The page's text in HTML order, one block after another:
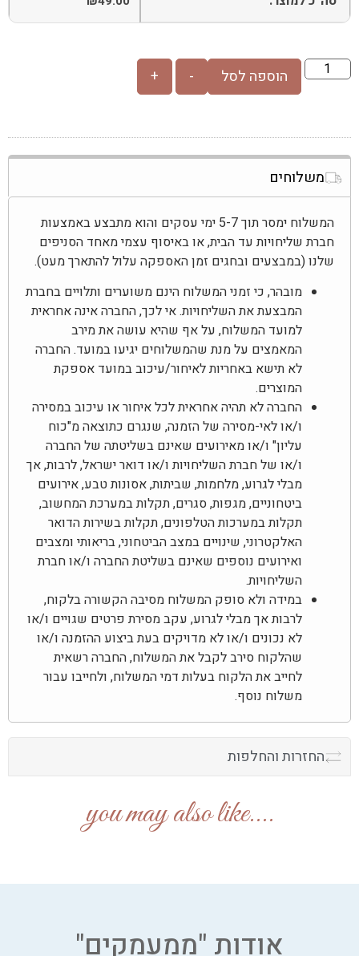
-
+ הוספה לסל
משלוחים
החזרות והחלפות
המשלוח ימסר תוך 5-7 ימי עסקים והוא מתבצע באמצעות
חברת שליחויות עד הבית, או באיסוף עצמי מאחד הסניפים
שלנו (במבצעים ובחגים זמן האספקה עלול להתארך מעט).
מובהר, כי זמני המשלוח הינם משוערים ותלויים בחברת
המבצעת את השליחויות. אי לכך, החברה אינה אחראית
למועד המשלוח, על אף שהיא עושה את מירב
המאמצים על מנת שהמשלוחים יגיעו במועד. החברה
לא תישא באחריות לאיחור/עיכוב במועד אספקת
המוצרים.
החברה לא תהיה אחראית לכל איחור או עיכוב במסירה
ו/או לאי-מסירה של הזמנה, שנגרם כתוצאה מ"כוח
עליון" ו/או מאירועים שאינם בשליטתה של החברה
ו/או של חברת השליחויות ו/או דואר ישראל, לרבות, אך
מבלי לגרוע, מלחמות, שביתות, אסונות טבע, אירועים
ביטחוניים, מגפות, סגרים, תקלות במערכת המחשוב,
תקלות במערכות הטלפונים, תקלות בשירות הדואר
האלקטרוני, שינויים במצב הביטחוני, בריאותי ומצבים
ואירועים נוספים שאינם בשליטת החברה ו/או חברת
השליחויות.
במידה ולא סופק המשלוח מסיבה הקשורה בלקוח,
לרבות אך מבלי לגרוע, עקב מסירת פרטים שגויים ו/או
לא נכונים ו/או לא מדויקים בעת ביצוע ההזמנה ו/או
שהלקוח סירב לקבל את המשלוח, החברה רשאית
לחייב את הלקוח בעלות דמי המשלוח, ולחייבו עבור
משלוח נוסף.
....you may also like
אודות "ממעמקים"